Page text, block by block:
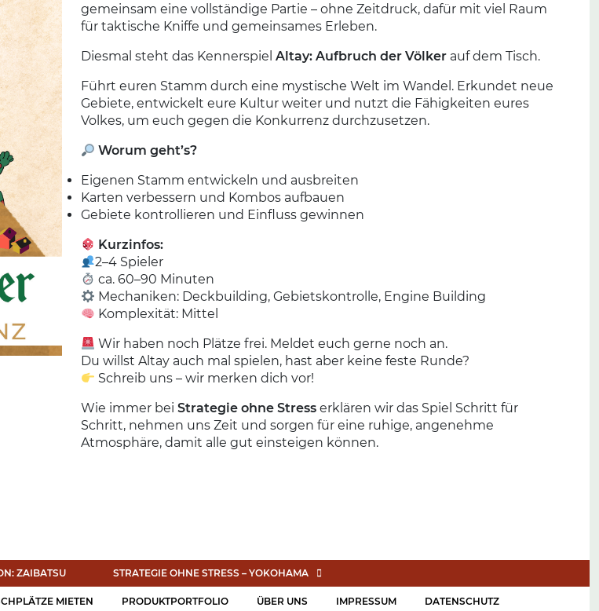
gemeinsam eine vollständige Partie – ohne Zeitdruck, dafür mit viel Raum
für taktische Kniffe und gemeinsames Erleben.
Diesmal steht das Kennerspiel Altay: Aufbruch der Völker auf dem Tisch.
Führt euren Stamm durch eine mystische Welt im Wandel. Erkundet neue
Gebiete, entwickelt eure Kultur weiter und nutzt die Fähigkeiten eures
Volkes, um euch gegen die Konkurrenz durchzusetzen.
Worum geht’s?
Eigenen Stamm entwickeln und ausbreiten
Karten verbessern und Kombos aufbauen
Gebiete kontrollieren und Einfluss gewinnen
Kurzinfos:
2–4 Spieler
ca. 60–90 Minuten
Mechaniken: Deckbuilding, Gebietskontrolle, Engine Building
Komplexität: Mittel
Wir haben noch Plätze frei. Meldet euch gerne noch an.
Du willst Altay auch mal spielen, hast aber keine feste Runde?
Schreib uns – wir merken dich vor!
Wie immer bei Strategie ohne Stress erklären wir das Spiel Schritt für
Schritt, nehmen uns Zeit und sorgen für eine ruhige, angenehme
Atmosphäre, damit alle gut einsteigen können.
ZAIBATSU STRATEGIE OHNE STRESS – YOKOHAMA
MIETEN PRODUKTPORTFOLIO ÜBER UNS IMPRESSUM DATENSCHUTZ